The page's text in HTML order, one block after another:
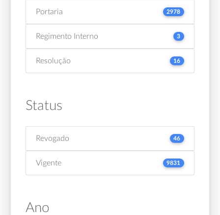
Portaria 2978
Regimento Interno 3
Resolução 16
Status
Revogado 46
Vigente 9831
Ano